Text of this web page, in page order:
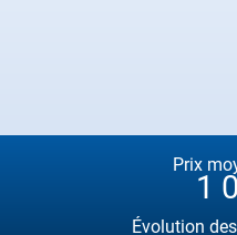
Prix
1
Évolution